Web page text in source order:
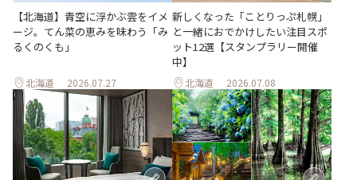
【北海道】青空に浮かぶ雲をイメ
ージ。てん菜の恵みを味わう「み
るくのくも」
北海道 2026.07.27
新しくなった「ことりっぷ札幌」
と一緒におでかけしたい注目スポ
ット12選【スタンプラリー開催
中】
北海道 2026.07.08